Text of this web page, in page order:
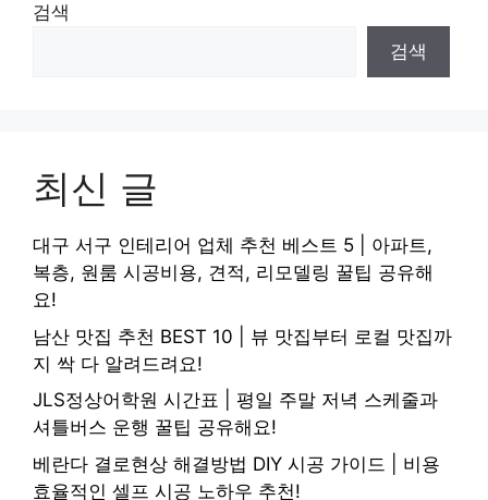
검색
검색
최신 글
대구 서구 인테리어 업체 추천 베스트 5 | 아파트,
복층, 원룸 시공비용, 견적, 리모델링 꿀팁 공유해
요!
남산 맛집 추천 BEST 10 | 뷰 맛집부터 로컬 맛집까
지 싹 다 알려드려요!
JLS정상어학원 시간표 | 평일 주말 저녁 스케줄과
셔틀버스 운행 꿀팁 공유해요!
베란다 결로현상 해결방법 DIY 시공 가이드 | 비용
효율적인 셀프 시공 노하우 추천!